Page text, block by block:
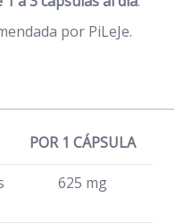
por PiLeJe.
POR 1 CÁPSULA
625 mg